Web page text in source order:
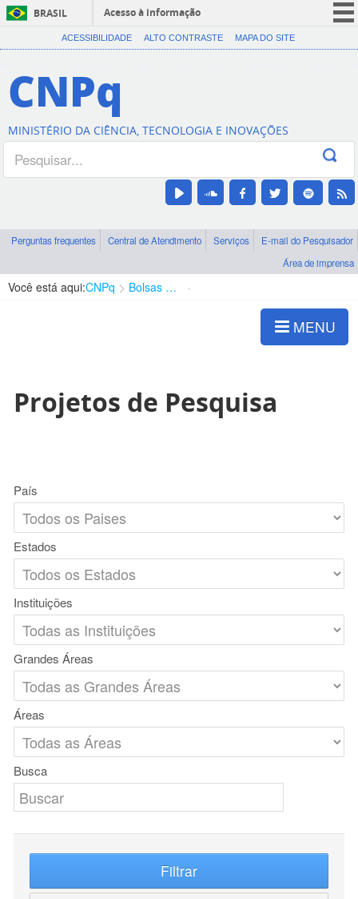
BRASIL
Acesso à informação
CORONAVÍRUS (COVID-19)
Canais
ACESSIBILIDADE ALTO CONTRASTE MAPA DO SITE
CNPq
MINISTÉRIO DA CIÊNCIA, TECNOLOGIA E INOVAÇÕES
Perguntas frequentes Central de Atendimento Serviços
E-mail do Pesquisador
Área de imprensa
Você está aqui:CNPq Bolsas e Auxílios Vigentes
MENU
Projetos de Pesquisa
País
Estados
Instituições
Grandes Áreas
Áreas
Busca
Filtrar